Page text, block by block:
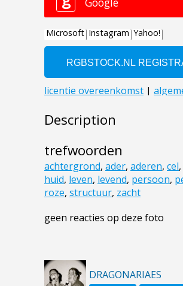
Description
trefwoorden
achtergrond, ader, aderen, cel,
huid, leven, levend, persoon,
roze, structuur, zacht
geen reacties op deze foto
DRAGONARIAES